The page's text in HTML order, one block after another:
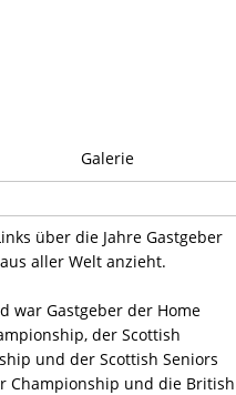
Galerie
über die Jahre Gastgeber
aller Welt anzieht.
war Gastgeber der Home
der Scottish
und der Scottish Seniors
Championship und die British